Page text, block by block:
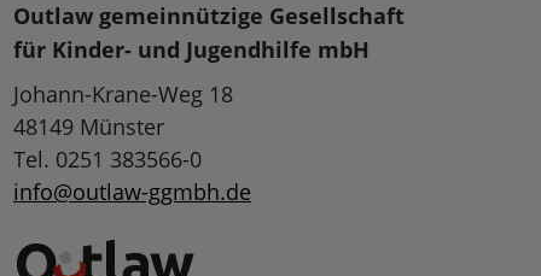
Outlaw gemeinnützige Gesellschaft
für Kinder- und Jugendhilfe mbH
Johann-Krane-Weg 18
48149 Münster
Tel. 0251 383566-0
info@outlaw-ggmbh.de